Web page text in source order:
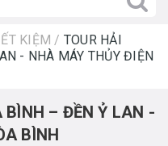
KIỆM / TOUR HẢI
- NHÀ MÁY THỦY ĐIỆN
BÌNH – ĐỀN Ỷ LAN -
BÌNH